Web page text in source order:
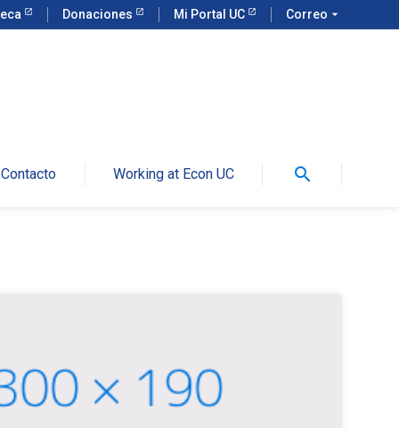
Donaciones Mi Portal UC Correo arrow_drop_down
Contacto Working at Econ UC search